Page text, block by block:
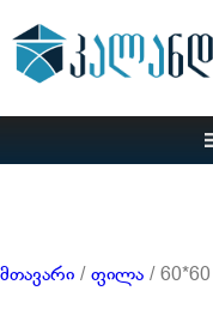
მთავარი / ფილა /